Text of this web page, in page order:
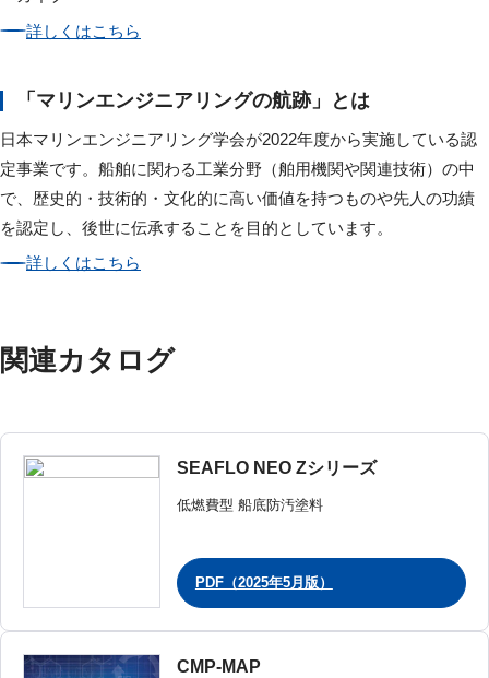
詳しくはこちら
「マリンエンジニアリングの航跡」とは
日本マリンエンジニアリング学会が2022年度から実施している認
定事業です。船舶に関わる工業分野（舶用機関や関連技術）の中
で、歴史的・技術的・文化的に高い価値を持つものや先人の功績
を認定し、後世に伝承することを目的としています。
詳しくはこちら
関連カタログ
SEAFLO NEO Zシリーズ
低燃費型 船底防汚塗料
PDF（2025年5月版）
CMP-MAP